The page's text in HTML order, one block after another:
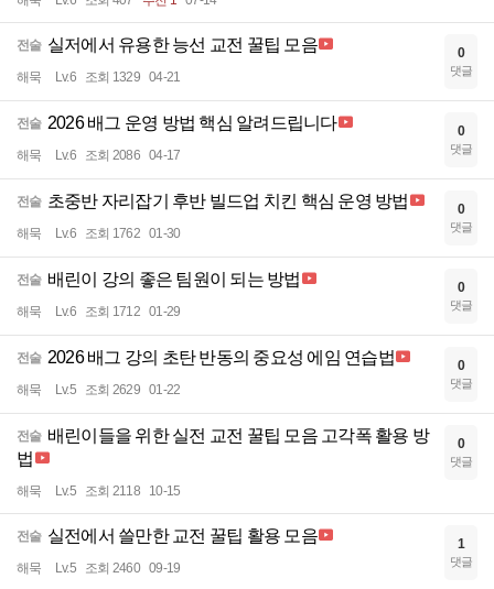
전술 실저에서 유용한 능선 교전 꿀팁 모음
해묵 Lv.6 조회 1329 04-21
0
댓글
전술 2026 배그 운영 방법 핵심 알려드립니다
해묵 Lv.6 조회 2086 04-17
0
댓글
전술 초중반 자리잡기 후반 빌드업 치킨 핵심 운영 방법
해묵 Lv.6 조회 1762 01-30
0
댓글
전술 배린이 강의 좋은 팀원이 되는 방법
해묵 Lv.6 조회 1712 01-29
0
댓글
전술 2026 배그 강의 초탄 반동의 중요성 에임 연습법
해묵 Lv.5 조회 2629 01-22
0
댓글
전술 배린이들을 위한 실전 교전 꿀팁 모음 고각폭 활용 방
법
해묵 Lv.5 조회 2118 10-15
0
댓글
전술 실전에서 쓸만한 교전 꿀팁 활용 모음
해묵 Lv.5 조회 2460 09-19
1
댓글